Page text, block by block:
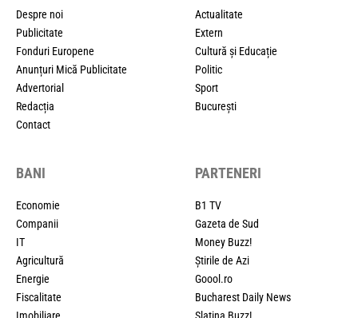
Despre noi
Publicitate
Fonduri Europene
Anunțuri Mică Publicitate
Advertorial
Redacția
Contact
Actualitate
Extern
Cultură și Educație
Politic
Sport
București
BANI
Economie
Companii
IT
Agricultură
Energie
Fiscalitate
PARTENERI
B1 TV
Gazeta de Sud
Money Buzz!
Știrile de Azi
Goool.ro
Bucharest Daily News